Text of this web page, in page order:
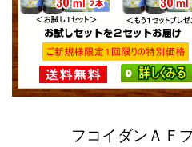
フコイダンＡＦ